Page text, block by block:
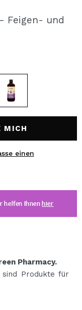
den Status Ihrer
Vorgänge
Feigen- und
MICH
einen
helfen Ihnenhier
Pharmacy.
sind Produkte für
und Ölen